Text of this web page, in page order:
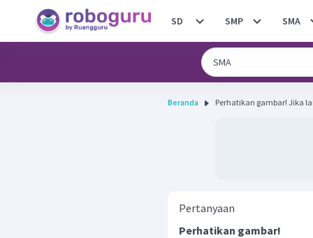
SD SMP SMA
Beranda
Pertanyaan
Perhatikan gambar!